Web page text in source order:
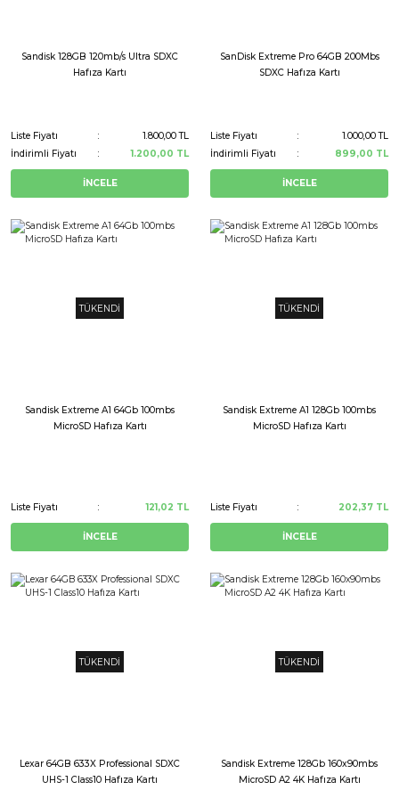
Sandisk 128GB 120mb/s Ultra SDXC
Hafıza Kartı
Liste Fiyatı
1.800,00 TL
İndirimli Fiyatı
1.200,00 TL
İNCELE
SanDisk Extreme Pro 64GB 200Mbs
SDXC Hafıza Kartı
Liste Fiyatı
1.000,00 TL
İndirimli Fiyatı
899,00 TL
İNCELE
TÜKENDİ
Sandisk Extreme A1 64Gb 100mbs
MicroSD Hafıza Kartı
Liste Fiyatı 121,02 TL
İNCELE
TÜKENDİ
Sandisk Extreme A1 128Gb 100mbs
MicroSD Hafıza Kartı
Liste Fiyatı 202,37 TL
İNCELE
TÜKENDİ
Lexar 64GB 633X Professional SDXC
UHS-1 Class10 Hafıza Kartı
TÜKENDİ
Sandisk Extreme 128Gb 160x90mbs
MicroSD A2 4K Hafıza Kartı